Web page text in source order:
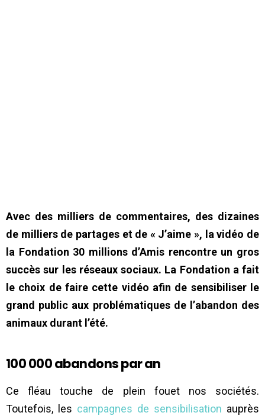
Avec des milliers de commentaires, des dizaines
de milliers de partages et de « J’aime », la vidéo de
la Fondation 30 millions d’Amis rencontre un gros
succès sur les réseaux sociaux. La Fondation a fait
le choix de faire cette vidéo afin de sensibiliser le
grand public aux problématiques de l’abandon des
animaux durant l’été.
100 000 abandons par an
Ce fléau touche de plein fouet nos sociétés.
Toutefois, les campagnes de sensibilisation auprès